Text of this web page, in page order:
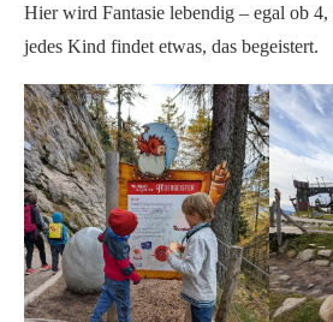
Hier wird Fantasie lebendig – egal ob 4,
jedes Kind findet etwas, das begeistert.